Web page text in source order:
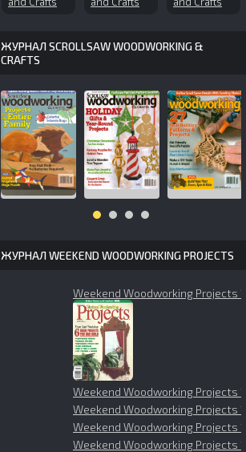
ЖУРНАЛ SCROLLSAW WOODWORKING &
CRAFTS
ЖУРНАЛ WEEKEND WOODWORKING PROJECTS
Weekend Woodworking Projects
Weekend Woodworking Projects
Weekend Woodworking Projects
Weekend Woodworking Projects
Weekend Woodworking Projects